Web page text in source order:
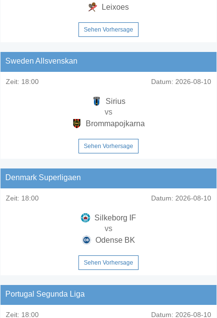
Leixoes
Sehen Vorhersage
Sweden Allsvenskan
Zeit: 18:00 Datum: 2026-08-10
Sirius
vs
Brommapojkarna
Sehen Vorhersage
Denmark Superligaen
Zeit: 18:00 Datum: 2026-08-10
Silkeborg IF
vs
Odense BK
Sehen Vorhersage
Portugal Segunda Liga
Zeit: 18:00 Datum: 2026-08-10